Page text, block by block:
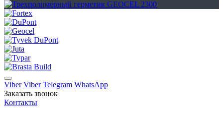
Viber Viber Telegram WhatsApp
Заказать звонок
Контакты